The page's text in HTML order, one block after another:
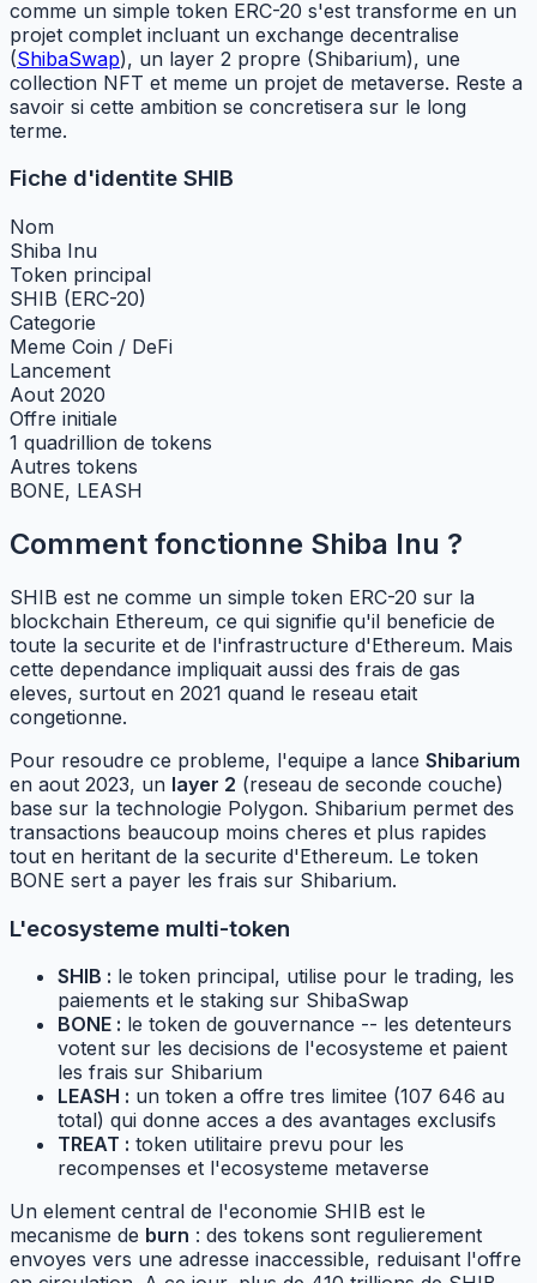
comme un simple token ERC-20 s'est transforme en un
projet complet incluant un exchange decentralise
(ShibaSwap), un layer 2 propre (Shibarium), une
collection NFT et meme un projet de metaverse. Reste a
savoir si cette ambition se concretisera sur le long
terme.
Fiche d'identite SHIB
Nom
Shiba Inu
Token principal
SHIB (ERC-20)
Categorie
Meme Coin / DeFi
Lancement
Aout 2020
Offre initiale
1 quadrillion de tokens
Autres tokens
BONE, LEASH
Comment fonctionne Shiba Inu ?
SHIB est ne comme un simple token ERC-20 sur la
blockchain Ethereum, ce qui signifie qu'il beneficie de
toute la securite et de l'infrastructure d'Ethereum. Mais
cette dependance impliquait aussi des frais de gas
eleves, surtout en 2021 quand le reseau etait
congetionne.
Pour resoudre ce probleme, l'equipe a lance Shibarium
en aout 2023, un layer 2 (reseau de seconde couche)
base sur la technologie Polygon. Shibarium permet des
transactions beaucoup moins cheres et plus rapides
tout en heritant de la securite d'Ethereum. Le token
BONE sert a payer les frais sur Shibarium.
L'ecosysteme multi-token
SHIB : le token principal, utilise pour le trading, les
paiements et le staking sur ShibaSwap
BONE : le token de gouvernance -- les detenteurs
votent sur les decisions de l'ecosysteme et paient
les frais sur Shibarium
LEASH : un token a offre tres limitee (107 646 au
total) qui donne acces a des avantages exclusifs
TREAT : token utilitaire prevu pour les
recompenses et l'ecosysteme metaverse
Un element central de l'economie SHIB est le
mecanisme de burn : des tokens sont regulierement
envoyes vers une adresse inaccessible, reduisant l'offre